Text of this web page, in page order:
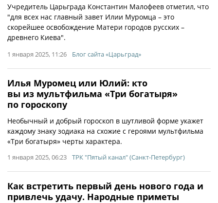
Учредитель Царьграда Константин Малофеев отметил, что
"для всех нас главный завет Илии Муромца – это
скорейшее освобождение Матери городов русских –
древнего Киева".
1 января 2025, 11:26 Блог сайта «Царьград»
Илья Муромец или Юлий: кто
вы из мультфильма «Три богатыря»
по гороскопу
Необычный и добрый гороскоп в шутливой форме укажет
каждому знаку зодиака на схожие с героями мультфильма
«Три богатыря» черты характера.
1 января 2025, 06:23 ТРК "Пятый канал" (Санкт-Петербург)
Как встретить первый день нового года и
привлечь удачу. Народные приметы